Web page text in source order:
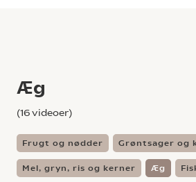
Æg
(16videoer)
Frugt og nødder Grøntsager og
Mel, gryn, ris og kerner Æg